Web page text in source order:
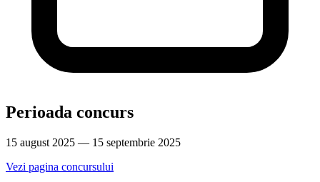
Perioada concurs
15 august 2025 — 15 septembrie 2025
Vezi pagina concursului